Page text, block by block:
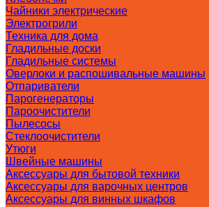
Чайники электрические
Электрогрили
Техника для дома
Гладильные доски
Гладильные системы
Оверлоки и распошивальные машины
Отпариватели
Парогенераторы
Пароочистители
Пылесосы
Стеклоочистители
Утюги
Швейные машины
Аксессуары для бытовой техники
Аксессуары для варочных центров
Аксессуары для винных шкафов